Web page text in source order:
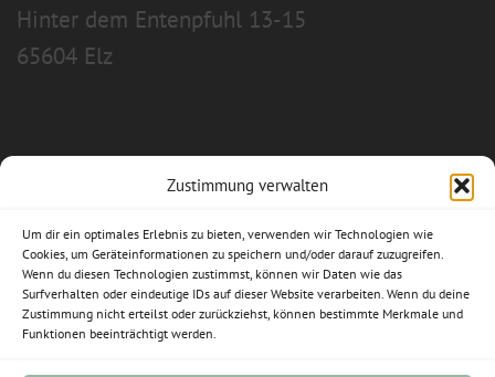
Zustimmung verwalten
Um dir ein optimales Erlebnis zu bieten, verwenden wir Technologien wie
Cookies, um Geräteinformationen zu speichern und/oder darauf zuzugreifen.
Wenn du diesen Technologien zustimmst, können wir Daten wie das
Surfverhalten oder eindeutige IDs auf dieser Website verarbeiten. Wenn du deine
Zustimmung nicht erteilst oder zurückziehst, können bestimmte Merkmale und
Funktionen beeinträchtigt werden.
Hinter dem Entenpfuhl 13-15
65604 Elz
Allgemeine Geschäftsbedingungen
Impressum
Datenschutzerklärung
Widerrufsbelehrung